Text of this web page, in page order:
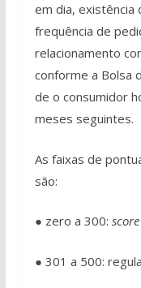
em dia, existência
frequência de
relacionamento
conforme a Bolsa
de o consumidor
meses seguintes.
As faixas de
são:
● zero a 300: score
● 301 a 500: